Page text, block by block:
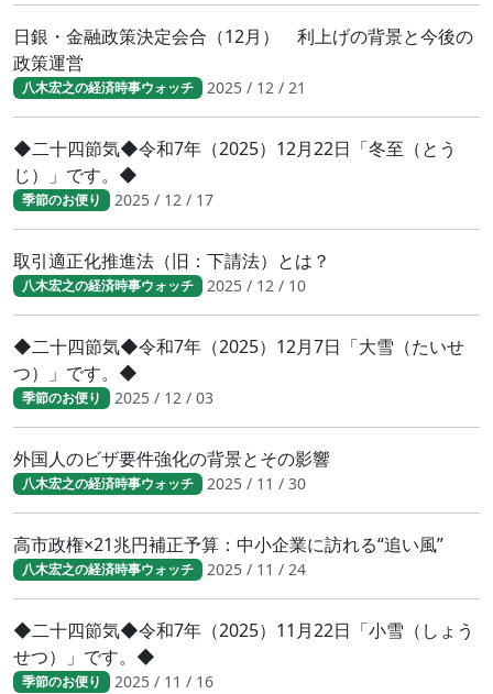
日銀・金融政策決定会合（12月） 利上げの背景と今後の
政策運営
八木宏之の経済時事ウォッチ 2025 / 12 / 21
◆二十四節気◆令和7年（2025）12月22日「冬至（とう
じ）」です。◆
季節のお便り 2025 / 12 / 17
取引適正化推進法（旧：下請法）とは？
八木宏之の経済時事ウォッチ 2025 / 12 / 10
◆二十四節気◆令和7年（2025）12月7日「大雪（たいせ
つ）」です。◆
季節のお便り 2025 / 12 / 03
外国人のビザ要件強化の背景とその影響
八木宏之の経済時事ウォッチ 2025 / 11 / 30
高市政権×21兆円補正予算：中小企業に訪れる“追い風”
八木宏之の経済時事ウォッチ 2025 / 11 / 24
◆二十四節気◆令和7年（2025）11月22日「小雪（しょう
せつ）」です。◆
季節のお便り 2025 / 11 / 16